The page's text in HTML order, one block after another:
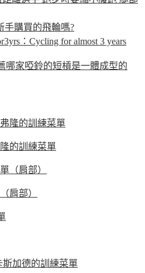
手購買的飛輪嗎?
：Cycling for almost 3 years
哪家啞鈴的短槓是一體成型的
的訓練菜單
肩部）